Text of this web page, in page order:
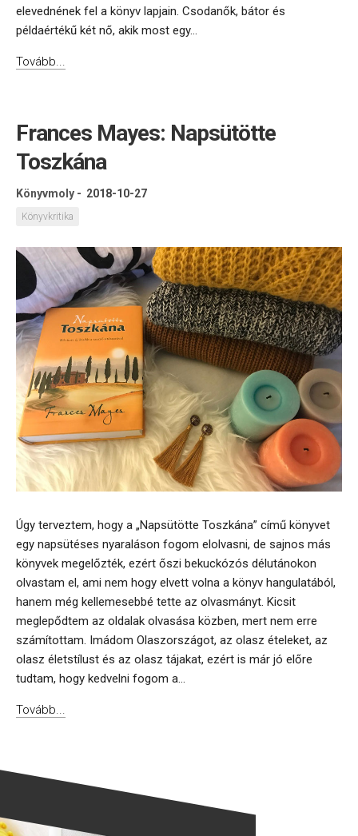
elevednének fel a könyv lapjain. Csodanők, bátor és
példaértékű két nő, akik most egy...
Tovább...
Frances Mayes: Napsütötte
Toszkána
Könyvmoly - 2018-10-27
Könyvkritika
Úgy terveztem, hogy a „Napsütötte Toszkána” című könyvet
egy napsütéses nyaraláson fogom elolvasni, de sajnos más
könyvek megelőzték, ezért őszi bekuckózós délutánokon
olvastam el, ami nem hogy elvett volna a könyv hangulatából,
hanem még kellemesebbé tette az olvasmányt. Kicsit
meglepődtem az oldalak olvasása közben, mert nem erre
számítottam. Imádom Olaszországot, az olasz ételeket, az
olasz életstílust és az olasz tájakat, ezért is már jó előre
tudtam, hogy kedvelni fogom a...
Tovább...